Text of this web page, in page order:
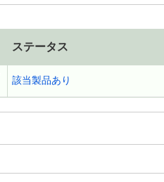
ステータス
該当製品あり